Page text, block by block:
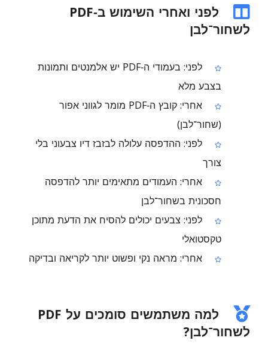
לפני ואחרי השימוש ב‑PDF
לשחור־לבן
לפני: בעמודי ה‑PDF יש אלמנטים ותמונות
בצבע מלא
אחרי: קובץ ה‑PDF מומר לגווני אפור
(שחור־לבן)
לפני: ההדפסה עלולה לבזבז דיו צבעוני בלי
צורך
אחרי: העמודים מתאימים יותר להדפסה
חסכונית בשחור־לבן
לפני: צבעים יכולים להסיח את הדעת מתוכן
טקסטואלי
אחרי: מראה נקי ופשוט יותר לקריאה ובדיקה
למה משתמשים סומכים על PDF
לשחור־לבן?